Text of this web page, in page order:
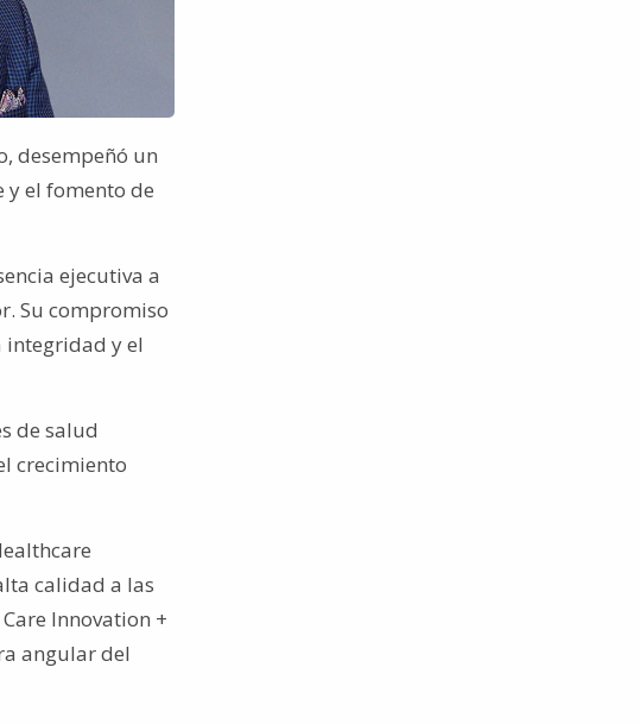
desempeñó un
y el fomento de
ejecutiva a
Su compromiso
integridad y el
de salud
crecimiento
calidad a las
Innovation +
angular del